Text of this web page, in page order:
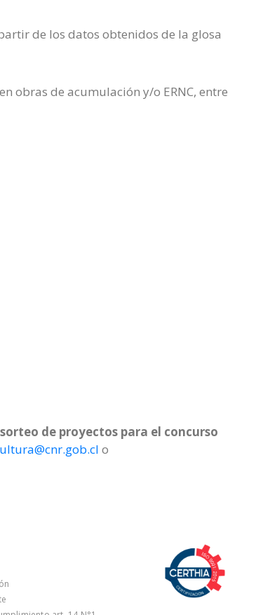
de los datos obtenidos de la glosa
obras de acumulación y/o ERNC, entre
de proyectos para el concurso
o